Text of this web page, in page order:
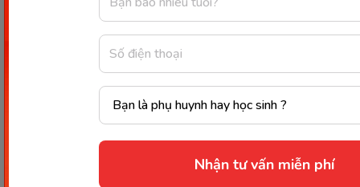
Nhận tư vấn miễn phí
Vitamin A có trong thực phẩm nào và
Chế độ ăn uống lành mạnh, cân bằng và đủ chất,
vitamin Alà yếu tố quan trọng đảm
bảo sức khỏe cho bạn và gia đình. Nếu việc bổ sung
ngày và bạn có ý định sử dụng các viên uống bổ
sung vitamin A, đừng quên hỏi ý kiến bác sĩ trước